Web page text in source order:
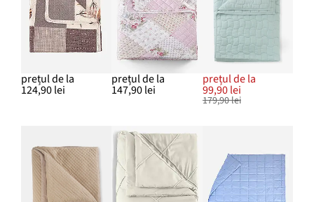
prețul de la
124,90 lei
prețul de la
147,90 lei
prețul de la
99,90 lei
179,90 lei